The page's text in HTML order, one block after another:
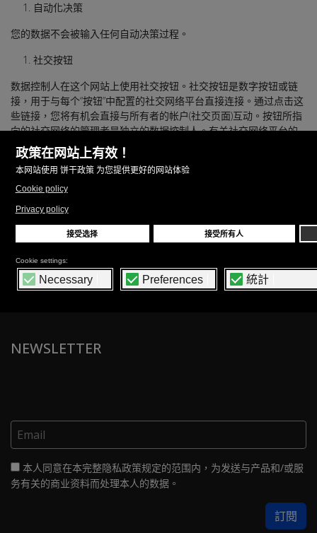
自动化决策
您的数据不会被输入任何自动决策过程。
社交按钮
数据控制人在这个网站上使用社交按钮。社交按钮是数字按钮或链
接，用于与每个“按钮”中配置的社交网络平台直接连接。通过点击这
些链接，您将有机会直接与所有者的帐户(社交页面)互动。按钮所指
向的社交网络的管理者是独立的数据控制人。有关社交网络平台的
个人隐私政策以及管理和停用相关缓存的方法的更多信息，可在社
交网络平台上找到。
浏览器缓存
浏览器缓存是一种文本元素，只有经过授权后才能存入计算机的硬
盘。如果您同意，文本将以一个小文件的形式下载。缓存作为安全
过滤器，允许访问提供的服务，并允许网络应用程序向个人用户发
送信息。
具体的缓存政策可在本网站另行咨询。
NEWSLETTER
本人同意在本完整隐私政策规定的范围内，为发送与产品和/或服
务有关的商业资料而处理本人的数据。